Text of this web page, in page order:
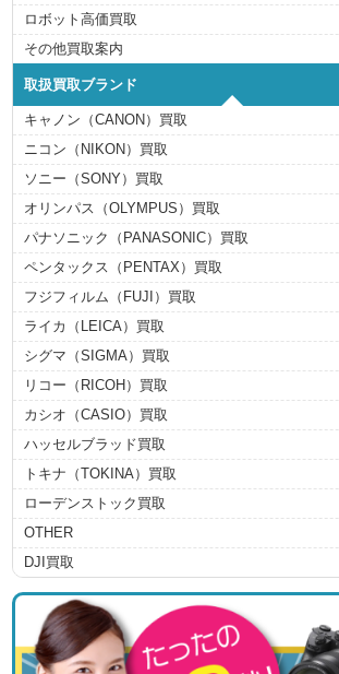
ロボット高価買取
その他買取案内
取扱買取ブランド
キャノン（CANON）買取
ニコン（NIKON）買取
ソニー（SONY）買取
オリンパス（OLYMPUS）買取
パナソニック（PANASONIC）買取
ペンタックス（PENTAX）買取
フジフィルム（FUJI）買取
ライカ（LEICA）買取
シグマ（SIGMA）買取
リコー（RICOH）買取
カシオ（CASIO）買取
ハッセルブラッド買取
トキナ（TOKINA）買取
ローデンストック買取
OTHER
DJI買取